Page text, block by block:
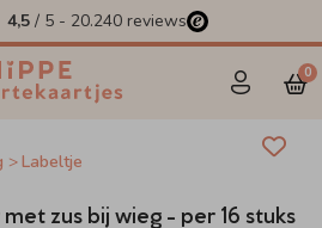
4,5 / 5 - 20.240 reviews
0
Labeltje
zus bij wieg - per 16 stuks